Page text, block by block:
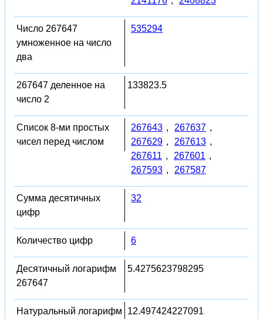
Число 267647
умноженное на число
два
535294
267647 деленное на
число 2
133823.5
Список 8-ми простых
чисел перед числом
267643 , 267637 ,
267629 , 267613 ,
267611 , 267601 ,
267593 , 267587
Сумма десятичных
цифр
32
Количество цифр 6
Десятичный логарифм
267647
5.4275623798295
Натуральный логарифм
12.497424227091